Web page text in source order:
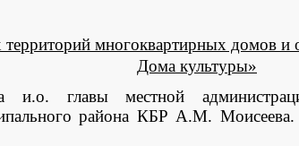
территорий многоквартирных домов
Дома культуры»
главы местной
района КБР А.М.